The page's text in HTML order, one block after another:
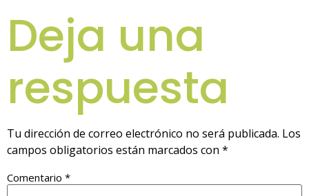
Deja una
respuesta
Tu dirección de correo electrónico no será publicada. Los
campos obligatorios están marcados con *
Comentario *